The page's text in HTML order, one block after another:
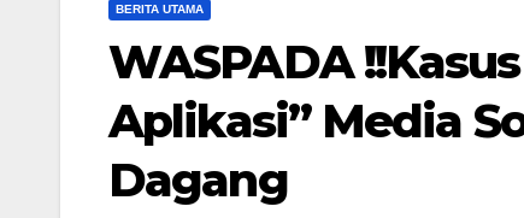
BERITA UTAMA
WASPADA
Aplikasi” Media
Dagang